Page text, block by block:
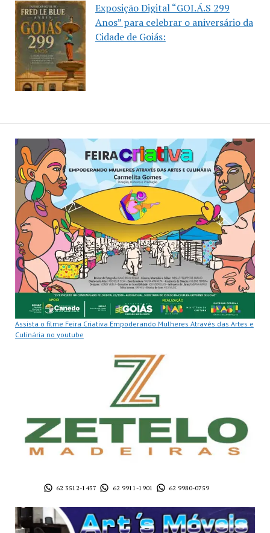
Exposição Digital “GOI.Á.S 299
Anos” para celebrar o aniversário da
Cidade de Goiás:
Assista o filme Feira Criativa Empoderando Mulheres Através das Artes e
Culinária no youtube
62 3512-1437 62 9911-1901 62 9980-0759